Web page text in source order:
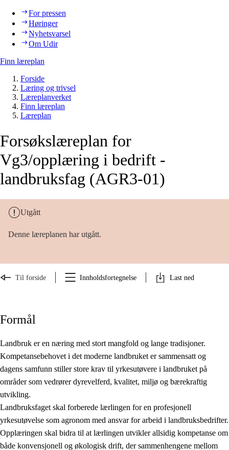
For pressen
Høringer
Nyhetsvarsel
Om Udir
Finn læreplan
Forside
Læring og trivsel
Læreplanverket
Finn læreplan
Læreplan
Forsøkslæreplan for
Vg3/opplæring i bedrift -
landbruksfag (AGR3-01)
Utgått
Denne læreplanen har utgått.
Til forside Innholdsfortegnelse Last ned
Formål
Landbruk er en næring med stort mangfold og lange tradisjoner.
Kompetansebehovet i det moderne landbruket er sammensatt og
dagens samfunn stiller store krav til yrkesutøvere i landbruket på
områder som vedrører dyrevelferd, kvalitet, miljø og bærekraftig
utvikling.
Landbruksfaget skal forberede lærlingen for en profesjonell
yrkesutøvelse som agronom med ansvar for arbeid i landbruksbedrifter.
Opplæringen skal bidra til at lærlingen utvikler allsidig kompetanse om
både konvensjonell og økologisk drift, der sammenhengene mellom